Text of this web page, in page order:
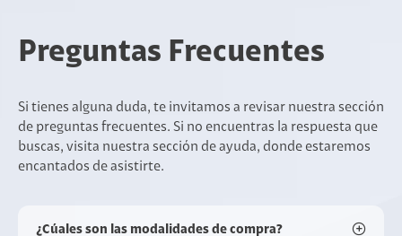
Preguntas Frecuentes
Si tienes alguna duda, te invitamos a revisar nuestra sección
de preguntas frecuentes. Si no encuentras la respuesta que
buscas, visita nuestra sección de ayuda, donde estaremos
encantados de asistirte.
¿Cúales son las modalidades de compra?